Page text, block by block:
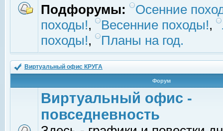
Подфорумы:
Осенние
походы!, Весенние походы!,
походы!, Планы на год.
Виртуальный офис КРУГА
Форум
Виртуальный офис -
повседневность